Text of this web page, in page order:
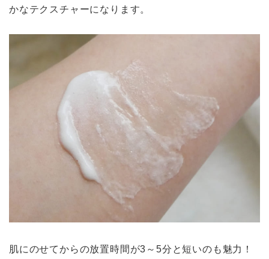
かなテクスチャーになります。
肌にのせてからの放置時間が3～5分と短いのも魅力！